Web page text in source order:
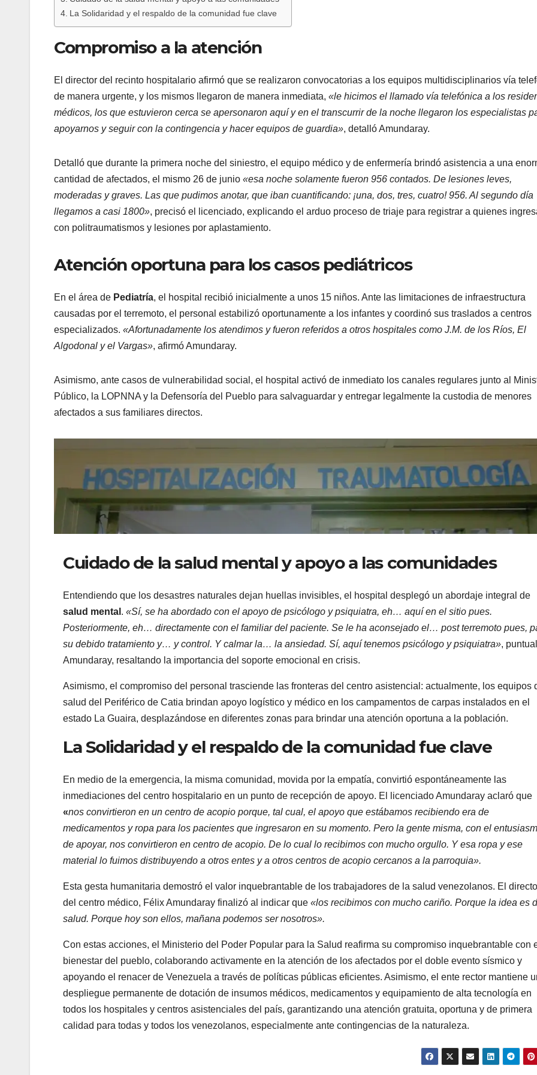
La Solidaridad y el respaldo de la comunidad fue clave
Compromiso a la atención
El director del recinto hospitalario afirmó que se realizaron convocatorias a los equipos multidisciplinarios vía
de manera urgente, y los mismos llegaron de manera inmediata, «le hicimos el llamado vía telefónica a los
médicos, los que estuvieron cerca se apersonaron aquí y en el transcurrir de la noche llegaron los especialistas
apoyarnos y seguir con la contingencia y hacer equipos de guardia», detalló Amundaray.
Detalló que durante la primera noche del siniestro, el equipo médico y de enfermería brindó asistencia a una
cantidad de afectados, el mismo 26 de junio «esa noche solamente fueron 956 contados. De lesiones leves,
moderadas y graves. Las que pudimos anotar, que iban cuantificando: ¡una, dos, tres, cuatro! 956. Al segundo día
llegamos a casi 1800», precisó el licenciado, explicando el arduo proceso de triaje para registrar a quienes
con politraumatismos y lesiones por aplastamiento.
Atención oportuna para los casos pediátricos
En el área de Pediatría, el hospital recibió inicialmente a unos 15 niños. Ante las limitaciones de infraestructura
causadas por el terremoto, el personal estabilizó oportunamente a los infantes y coordinó sus traslados a centros
especializados. «Afortunadamente los atendimos y fueron referidos a otros hospitales como J.M. de los Ríos, El
Algodonal y el Vargas», afirmó Amundaray.
Asimismo, ante casos de vulnerabilidad social, el hospital activó de inmediato los canales regulares junto al
Público, la LOPNNA y la Defensoría del Pueblo para salvaguardar y entregar legalmente la custodia de menores
afectados a sus familiares directos.
Cuidado de la salud mental y apoyo a las comunidades
Entendiendo que los desastres naturales dejan huellas invisibles, el hospital desplegó un abordaje integral de
salud mental . «Sí, se ha abordado con el apoyo de psicólogo y psiquiatra, eh… aquí en el sitio pues.
Posteriormente, eh… directamente con el familiar del paciente. Se le ha aconsejado el… post terremoto pues,
su debido tratamiento y… y control. Y calmar la… la ansiedad. Sí, aquí tenemos psicólogo y psiquiatra»,
Amundaray, resaltando la importancia del soporte emocional en crisis.
Asimismo, el compromiso del personal trasciende las fronteras del centro asistencial: actualmente, los equipos
salud del Periférico de Catia brindan apoyo logístico y médico en los campamentos de carpas instalados en el
estado La Guaira, desplazándose en diferentes zonas para brindar una atención oportuna a la población.
La Solidaridad y el respaldo de la comunidad fue clave
En medio de la emergencia, la misma comunidad, movida por la empatía, convirtió espontáneamente las
inmediaciones del centro hospitalario en un punto de recepción de apoyo. El licenciado Amundaray aclaró que
«nos convirtieron en un centro de acopio porque, tal cual, el apoyo que estábamos recibiendo era de
medicamentos y ropa para los pacientes que ingresaron en su momento. Pero la gente misma, con el
de apoyar, nos convirtieron en centro de acopio. De lo cual lo recibimos con mucho orgullo. Y esa ropa y ese
material lo fuimos distribuyendo a otros entes y a otros centros de acopio cercanos a la parroquia».
Esta gesta humanitaria demostró el valor inquebrantable de los trabajadores de la salud venezolanos. El
del centro médico, Félix Amundaray finalizó al indicar que «los recibimos con mucho cariño. Porque la idea es
salud. Porque hoy son ellos, mañana podemos ser nosotros».
Con estas acciones, el Ministerio del Poder Popular para la Salud reafirma su compromiso inquebrantable con
bienestar del pueblo, colaborando activamente en la atención de los afectados por el doble evento sísmico y
apoyando el renacer de Venezuela a través de políticas públicas eficientes. Asimismo, el ente rector mantiene
despliegue permanente de dotación de insumos médicos, medicamentos y equipamiento de alta tecnología en
todos los hospitales y centros asistenciales del país, garantizando una atención gratuita, oportuna y de primera
calidad para todas y todos los venezolanos, especialmente ante contingencias de la naturaleza.